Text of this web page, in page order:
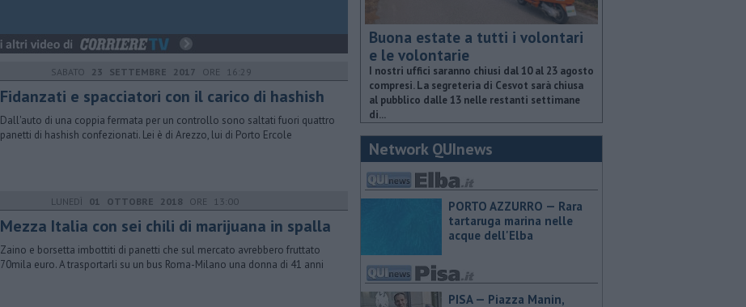
SABATO 23 SETTEMBRE 2017 ORE 16:29
Fidanzati e spacciatori con il carico di hashish
Dall'auto di una coppia fermata per un controllo sono saltati fuori quattro
panetti di hashish confezionati. Lei è di Arezzo, lui di Porto Ercole
LUNEDÌ 01 OTTOBRE 2018 ORE 13:00
Mezza Italia con sei chili di marijuana in spalla
Zaino e borsetta imbottiti di panetti che sul mercato avrebbero fruttato
70mila euro. A trasportarli su un bus Roma-Milano una donna di 41 anni
Buona estate a tutti i volontari
e le volontarie
I nostri uffici saranno chiusi dal 10 al 23 agosto
compresi. La segreteria di Cesvot sarà chiusa
al pubblico dalle 13 nelle restanti settimane
di...
Network QUInews
PORTO AZZURRO — Rara
tartaruga marina nelle
acque dell'Elba
PISA — Piazza Manin,